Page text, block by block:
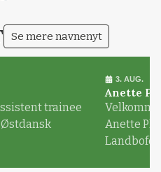
Se mere navnenyt
trainee
Østdansk
3. AUG.
Anette
Anette